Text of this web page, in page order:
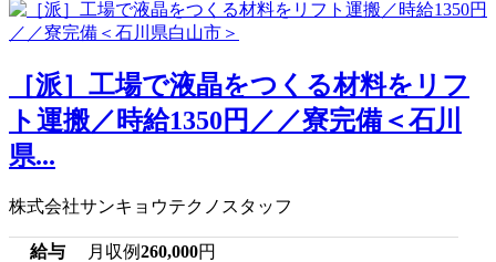
［派］工場で液晶をつくる材料をリフ
ト運搬／時給1350円／／寮完備＜石川
県...
株式会社サンキョウテクノスタッフ
給与 月収例260,000円